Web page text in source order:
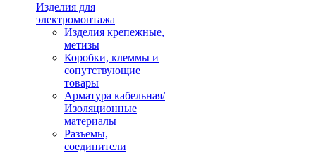
Изделия для
электромонтажа
Изделия крепежные,
метизы
Коробки, клеммы и
сопутствующие
товары
Арматура кабельная/
Изоляционные
материалы
Разъемы,
соединители